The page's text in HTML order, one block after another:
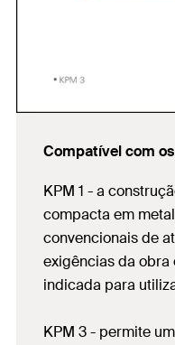
Compatível com
KPM 1 - a
compacta em
convencionais de
exigências da obra
indicada para
KPM 3 - permite